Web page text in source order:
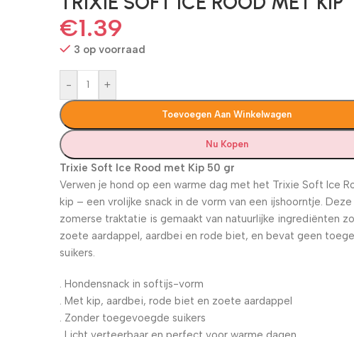
€1.39
3 op voorraad
- +
Toevoegen Aan Winkelwagen
Nu Kopen
Trixie Soft Ice Rood met Kip 50 gr
Verwen je hond op een warme dag met het Trixie Soft Ice
kip – een vrolijke snack in de vorm van een ijshoorntje. Deze
zomerse traktatie is gemaakt van natuurlijke ingrediënten
zoete aardappel, aardbei en rode biet, en bevat geen
suikers.
. Hondensnack in softijs-vorm
. Met kip, aardbei, rode biet en zoete aardappel
. Zonder toegevoegde suikers